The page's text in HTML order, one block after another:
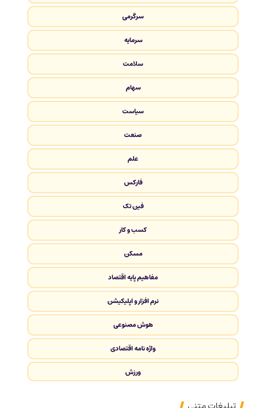
سرگرمی
سرمایه
سلامت
سهام
سیاست
صنعت
علم
فارکس
فین تک
کسب و کار
مسکن
مفاهیم پایه اقتصاد
نرم افزار و اپلیکیشن
هوش مصنوعی
واژه نامه اقتصادی
ورزش